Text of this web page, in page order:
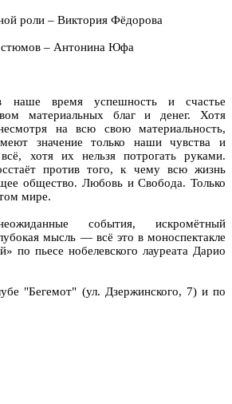
роли – Виктория Фёдорова
– Антонина Юфа
время успешность и счастье
материальных благ и денег. Хотя
на всю свою материальность,
значение только наши чувства и
хотя их нельзя потрогать руками.
против того, к чему всю жизнь
общество. Любовь и Свобода. Только
мире.
события, искромётный
мысль — всё это в моноспектакле
по пьесе нобелевского лауреата Дарио
"Бегемот" (ул. Дзержинского, 7) и по